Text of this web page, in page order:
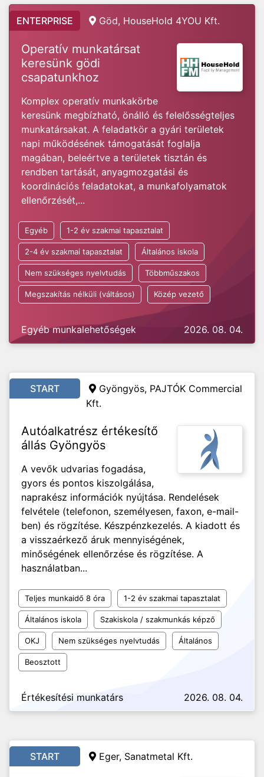
ENTERPRISE Göd, HouseHold 4YOU Kft.
Operatív munkatársat
keresünk gödi
csapatunkhoz
Komplex operatív munkakörbe
keresünk megbízható, önálló és felelősségteljes
munkatársakat. A feladatkör a gyári területek
napi működésének támogatását foglalja
magában, beleértve a területek tisztán és
rendben tartását, anyagmozgatási és
koordinációs feladatokat, a munkafolyamatok
ellenőrzését,...
Egyéb 1-2 év szakmai tapasztalat
2-4 év szakmai tapasztalat Általános iskola
Nem szükséges nyelvtudás Többműszakos
Megszakítás nélküli (váltásos) Közép vezető
Egyéb munkalehetőségek 2026. 08. 04.
START
Gyöngyös, PAJTÓK Commercial
Kft.
Autóalkatrész értékesítő
állás Gyöngyös
A vevők udvarias fogadása,
gyors és pontos kiszolgálása,
naprakész információk nyújtása. Rendelések
felvétele (telefonon, személyesen, faxon, e-mail-
ben) és rögzítése. Készpénzkezelés. A kiadott és
a visszaérkező áruk mennyiségének,
minőségének ellenőrzése és rögzítése. A
használatban...
Teljes munkaidő 8 óra 1-2 év szakmai tapasztalat
Általános iskola Szakiskola / szakmunkás képző
OKJ Nem szükséges nyelvtudás Általános
Beosztott
Értékesítési munkatárs 2026. 08. 04.
START Eger, Sanatmetal Kft.